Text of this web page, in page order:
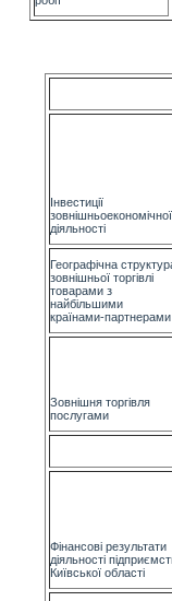
Інвестиції
зовнішньоекономічної
діяльності
Географічна
зовнішньої торгівлі
товарами з
найбільшими
країнами-партнерами
Зовнішня торгівля
послугами
Фінансові результати
діяльності
Київської області